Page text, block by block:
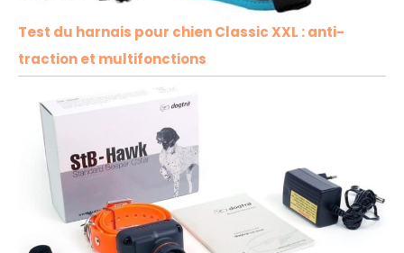
Test du harnais pour chien Classic XXL : anti-
traction et multifonctions